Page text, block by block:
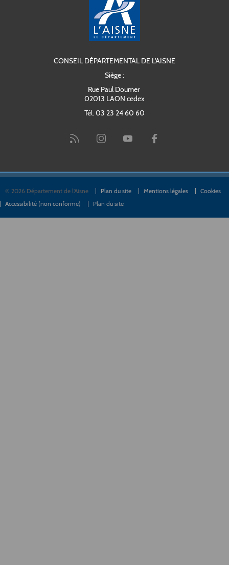
CONSEIL DÉPARTEMENTAL DE L'AISNE
Siège :
Rue Paul Doumer
02013 LAON cedex
Tél. 03 23 24 60 60
© 2026 Département de l'Aisne Plan du site Mentions légales
Cookies
Accessibilité (non conforme)
Plan du site